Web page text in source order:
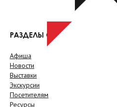
РАЗДЕЛЫ САЙТА
Афиша
Новости
Выставки
Экскурсии
Посетителям
Ресурсы